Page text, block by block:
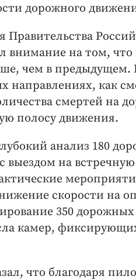
дорожного
Правительства
внимание на том,
чем в предыдущем.
направлениях, как
смертей на
полосу движения.
анализ 180
на
скорости на
350 дорожных
камер,
что благодаря